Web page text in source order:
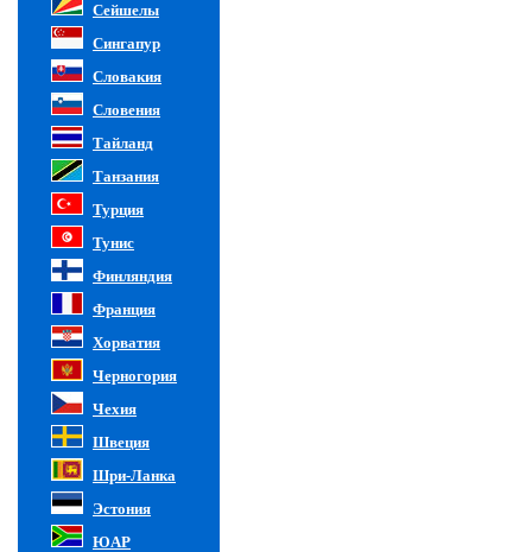
Сейшелы
Сингапур
Словакия
Словения
Тайланд
Танзания
Турция
Тунис
Финляндия
Франция
Хорватия
Черногория
Чехия
Швеция
Шри-Ланка
Эстония
ЮАР